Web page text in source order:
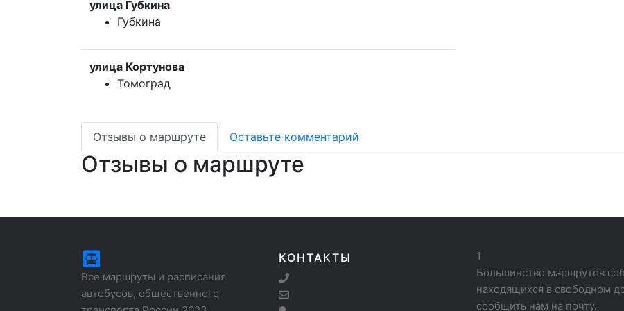
улица Губкина
Губкина
улица Кортунова
Томоград
Отзывы о маршруте Оставьте комментарий
Отзывы о маршруте
Все маршруты и расписания
автобусов, общественного
КОНТАКТЫ
1
Большинство маршрутов
находящихся в свободном
сообщить нам на почту.